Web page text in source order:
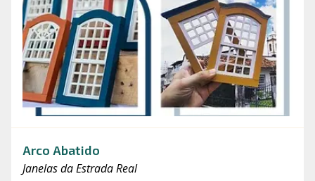
Arco Abatido
Janelas da Estrada Real